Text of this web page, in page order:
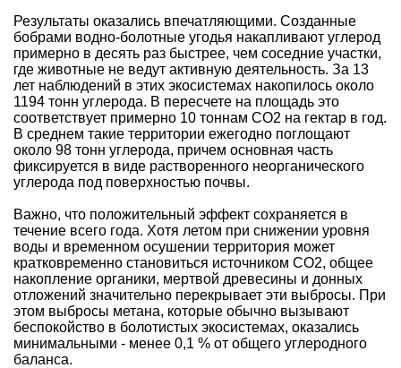
Результаты оказались впечатляющими. Созданные
бобрами водно-болотные угодья накапливают углерод
примерно в десять раз быстрее, чем соседние участки,
где животные не ведут активную деятельность. За 13
лет наблюдений в этих экосистемах накопилось около
1194 тонн углерода. В пересчете на площадь это
соответствует примерно 10 тоннам CO2 на гектар в год.
В среднем такие территории ежегодно поглощают
около 98 тонн углерода, причем основная часть
фиксируется в виде растворенного неорганического
углерода под поверхностью почвы.
Важно, что положительный эффект сохраняется в
течение всего года. Хотя летом при снижении уровня
воды и временном осушении территория может
кратковременно становиться источником CO2, общее
накопление органики, мертвой древесины и донных
отложений значительно перекрывает эти выбросы. При
этом выбросы метана, которые обычно вызывают
беспокойство в болотистых экосистемах, оказались
минимальными - менее 0,1 % от общего углеродного
баланса.